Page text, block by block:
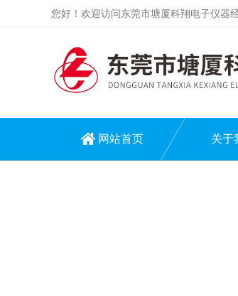
您好！欢迎访问东莞市塘厦科翔电子仪器
网站首页 关于